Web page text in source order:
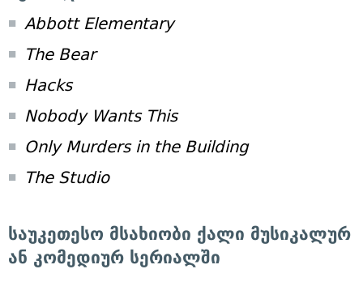
Abbott Elementary
The Bear
Hacks
Nobody Wants This
Only Murders in the Building
The Studio
საუკეთესო მსახიობი ქალი მუსიკალურ
ან კომედიურ სერიალში